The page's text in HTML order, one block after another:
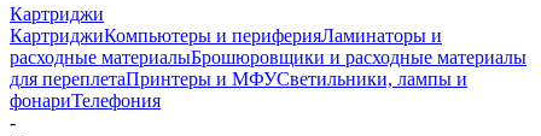
Картриджи
КартриджиКомпьютеры и периферияЛаминаторы и
расходные материалыБрошюровщики и расходные материалы
для переплетаПринтеры и МФУСветильники, лампы и
фонариТелефония
-